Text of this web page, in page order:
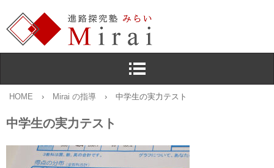
HOME › Mirai の指導 › 中学生の実力テスト
中学生の実力テスト